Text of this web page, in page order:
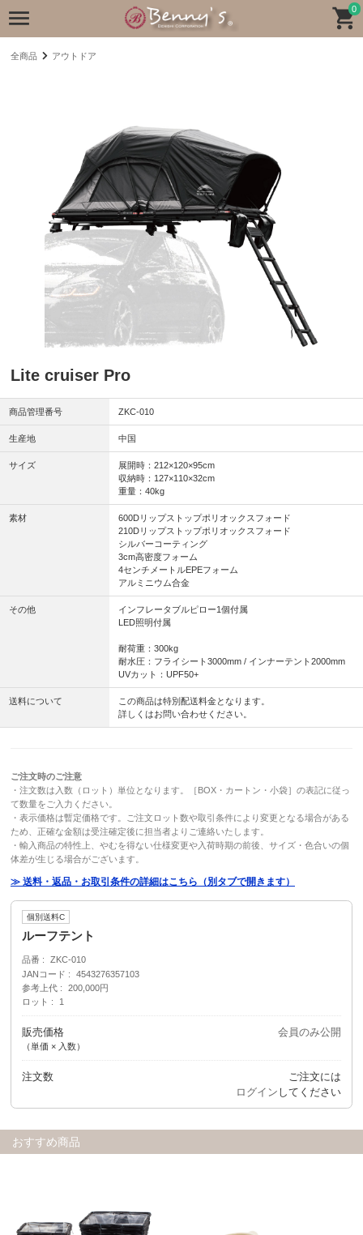
0
全商品 アウトドア
Lite cruiser Pro
商品管理番号 ZKC-010
生産地 中国
サイズ
展開時：212×120×95cm
収納時：127×110×32cm
重量：40kg
素材
600Dリップストップポリオックスフォード
210Dリップストップポリオックスフォード
シルバーコーティング
3cm高密度フォーム
4センチメートルEPEフォーム
アルミニウム合金
その他
インフレータブルピロー1個付属
LED照明付属
耐荷重：300kg
耐水圧：フライシート3000mm / インナーテント2000mm
UVカット：UPF50+
送料について
この商品は特別配送料金となります。
詳しくはお問い合わせください。
ご注文時のご注意
・注文数は入数（ロット）単位となります。［BOX・カートン・小袋］の表記に従っ
て数量をご入力ください。
・表示価格は暫定価格です。ご注文ロット数や取引条件により変更となる場合がある
ため、正確な金額は受注確定後に担当者よりご連絡いたします。
・輸入商品の特性上、やむを得ない仕様変更や入荷時期の前後、サイズ・色合いの個
体差が生じる場合がございます。
≫ 送料・返品・お取引条件の詳細はこちら（別タブで開きます）
個別送料C
ルーフテント
品番
ZKC-010
JANコード
4543276357103
参考上代
200,000円
ロット
1
販売価格
（単価 × 入数）
会員のみ公開
注文数
ご注文には
ログイン してください
おすすめ商品